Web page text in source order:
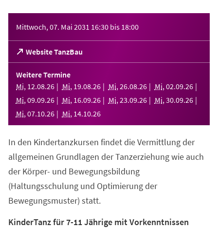
Mittwoch, 07. Mai 2031 16:30 bis 18:00
Website TanzBau
(Öffnet
in
einem
neuen
Tab)
Weitere Termine
Mi, 12.08.26 Mi, 19.08.26 Mi, 26.08.26 Mi, 02.09.26
Mi, 09.09.26 Mi, 16.09.26 Mi, 23.09.26 Mi, 30.09.26
Mi, 07.10.26 Mi, 14.10.26
In den Kindertanzkursen findet die Vermittlung der
allgemeinen Grundlagen der Tanzerziehung wie auch
der Körper- und Bewegungsbildung
(Haltungsschulung und Optimierung der
Bewegungsmuster) statt.
KinderTanz für 7-11 Jährige mit Vorkenntnissen